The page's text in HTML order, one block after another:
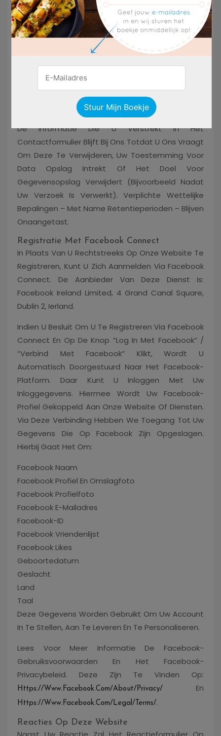
Contactformulier Is Daarom Uitsluitend
Gebaseerd Op Uw Toestemming (artikel 6 Lid 1
Van De AVG). U Kunt Deze Toestemming Op Elk
Gewenst Moment Intrekken. Een Informeel Bericht
Per E-Mail Is Voldoende. De Wettigheid Van De
Gegevensverwerking Operaties Die Zijn Uitgevoerd
Tot De Intrekking, Wordt Niet Beïnvloed Door De
De Informatie Die U Verstrekt In Het
Contactformulier Blijft Bij Ons Totdat U Ons Vraagt
​​om Deze Te Verwijderen, Uw Toestemming Voor
Data Opslag Intrekt Of Het Doel Voor
Gegevensopslag Verwijdert (bijvoorbeeld Nadat
Uw Verzoek Is Verwerkt). Verplichte Wettelijke
Bepalingen – Met Name Retentieperioden – Blijven
Onaangetast.
Registratie Met Facebook Connect
In Plaats Van U Rechtstreeks Op Onze Website Te
Registreren, Kunt U Zich Aanmelden Via Facebook
Connect. De Aanbieder Van Deze Dienst Is:
Facebook Ireland Limited, 4 Grand Canal Square,
Dublin 2, Ierland.
Indien U Besluit Om U Te Registreren Via Facebook
Connect En Op De Knop “Log In Met Facebook” /
“Verbind Met Facebook” Klikt, Wordt U
Automatisch Doorgestuurd Naar Het Facebook-
Platform. Daar Kunt U Inloggen Met Uw
Inloggegevens. Hiermee Wordt Uw Facebook-
Profiel Gekoppeld Aan Onze Website Of Diensten.
Via Deze Verbinding Hebben We Toegang Tot Uw
Gegevens Die Op Facebook Zijn Opgeslagen.
Hierbij Gaat Het Om:
Facebook Naam
Facebook Profiel En Omslagfoto
Facebook Profielfoto
Facebook E-Mailadres
Facebook-ID
Facebook Vriendenlijst
Facebook Likes
Geboortedatum
Geslacht
Land
Taal
Deze Gegevens Worden Gebruikt Om Uw Account
In Te Stellen, Aan Te Leveren En Te Personaliseren.
Lees Voor Meer Informatie De Facebook-
Gebruiksvoorwaarden En Het Facebook-
Privacybeleid. Deze Zijn Te Vinden Op:
Https://www.facebook.com/about/privacy/ En
Https://www.facebook.com/legal/terms/.
Reacties Op Deze Website